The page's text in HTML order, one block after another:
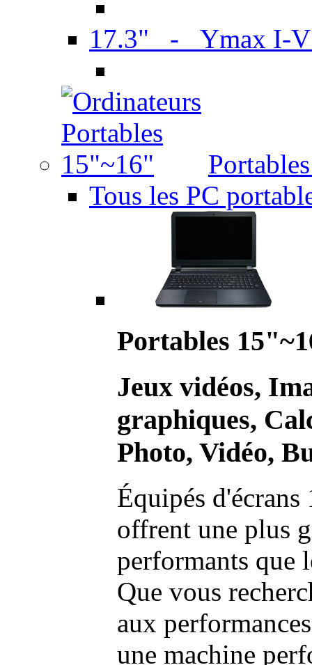
17.3" - Ymax I-
Tous les PC
Portables
Jeux vidéos,
graphiques,
Photo, Vidéo,
Équipés
offrent une plus
performants que
Que vous
aux
une machine